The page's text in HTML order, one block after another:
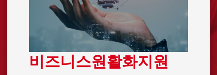
비즈니스원활화지원